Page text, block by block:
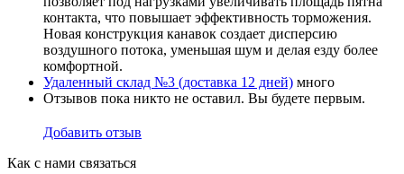
контакта, что повышает эффективность торможения.
Новая конструкция канавок создает дисперсию
воздушного потока, уменьшая шум и делая езду более
комфортной.
Удаленный склад №3 (доставка 12 дней) много
Отзывов пока никто не оставил. Вы будете первым.
Добавить отзыв
Как с нами связаться